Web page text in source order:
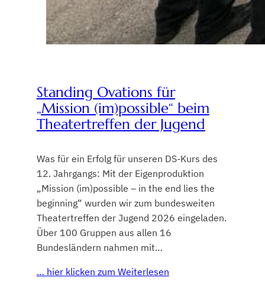
Standing Ovations für
„Mission (im)possible“ beim
Theatertreffen der Jugend
Was für ein Erfolg für unseren DS-Kurs des
12. Jahrgangs: Mit der Eigenproduktion
„Mission (im)possible – in the end lies the
beginning“ wurden wir zum bundesweiten
Theatertreffen der Jugend 2026 eingeladen.
Über 100 Gruppen aus allen 16
Bundesländern nahmen mit…
… hier klicken zum Weiterlesen